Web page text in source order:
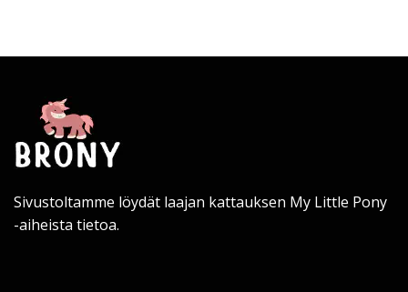
Sivustoltamme löydät laajan kattauksen My Little Pony
-aiheista tietoa.